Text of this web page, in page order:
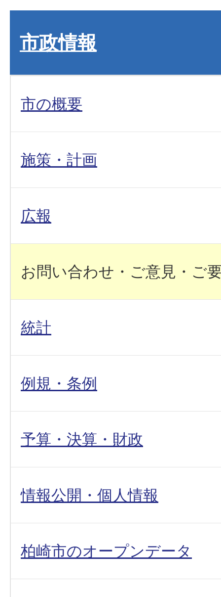
市政情報
市の概要
施策・計画
広報
お問い合わせ・ご意見・ご
統計
例規・条例
予算・決算・財政
情報公開・個人情報
柏崎市のオープンデータ